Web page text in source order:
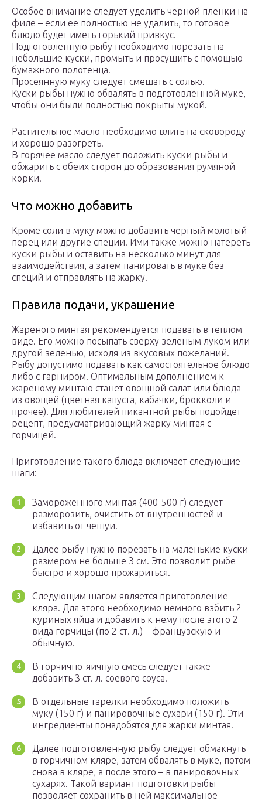
Особое внимание следует уделить черной пленки на
филе – если ее полностью не удалить, то готовое
блюдо будет иметь горький привкус.
Подготовленную рыбу необходимо порезать на
небольшие куски, промыть и просушить с помощью
бумажного полотенца.
Просеянную муку следует смешать с солью.
Куски рыбы нужно обвалять в подготовленной муке,
чтобы они были полностью покрыты мукой.
Растительное масло необходимо влить на сковороду
и хорошо разогреть.
В горячее масло следует положить куски рыбы и
обжарить с обеих сторон до образования румяной
корки.
Что можно добавить
Кроме соли в муку можно добавить черный молотый
перец или другие специи. Ими также можно натереть
куски рыбы и оставить на несколько минут для
взаимодействия, а затем панировать в муке без
специй и отправлять на жарку.
Правила подачи, украшение
Жареного минтая рекомендуется подавать в теплом
виде. Его можно посыпать сверху зеленым луком или
другой зеленью, исходя из вкусовых пожеланий.
Рыбу допустимо подавать как самостоятельное блюдо
либо с гарниром. Оптимальным дополнением к
жареному минтаю станет овощной салат или блюда
из овощей (цветная капуста, кабачки, брокколи и
прочее). Для любителей пикантной рыбы подойдет
рецепт, предусматривающий жарку минтая с
горчицей.
Приготовление такого блюда включает следующие
шаги:
Замороженного минтая (400-500 г) следует
разморозить, очистить от внутренностей и
избавить от чешуи.
Далее рыбу нужно порезать на маленькие куски
размером не больше 3 см. Это позволит рыбе
быстро и хорошо прожариться.
Следующим шагом является приготовление
кляра. Для этого необходимо немного взбить 2
куриных яйца и добавить к нему после этого 2
вида горчицы (по 2 ст. л.) – французскую и
обычную.
В горчично-яичную смесь следует также
добавить 3 ст. л. соевого соуса.
В отдельные тарелки необходимо положить
муку (150 г) и панировочные сухари (150 г). Эти
ингредиенты понадобятся для жарки минтая.
Далее подготовленную рыбу следует обмакнуть
в горчичном кляре, затем обвалять в муке, потом
снова в кляре, а после этого – в панировочных
сухарях. Такой вариант подготовки рыбы
позволяет сохранить в ней максимальное